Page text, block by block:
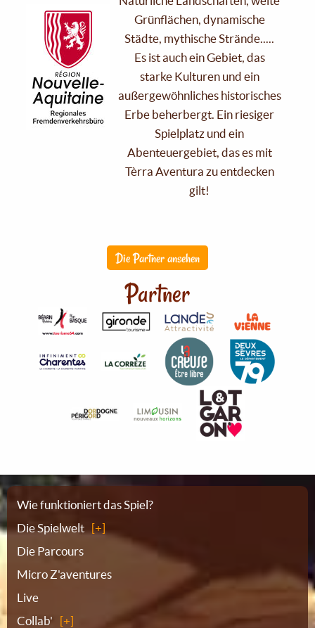
Grünflächen, dynamische
Städte, mythische Strände.....
Es ist auch ein Gebiet, das
starke Kulturen und ein
außergewöhnliches historisches
Erbe beherbergt. Ein riesiger
Spielplatz und ein
Abenteuergebiet, das es mit
Tèrra Aventura zu entdecken
gilt!
Die Partner ansehen
Partner
Sitemap
Wie funktioniert das Spiel?
Die Spielwelt
Die Parcours
Micro Z'aventures
Live
Collab'